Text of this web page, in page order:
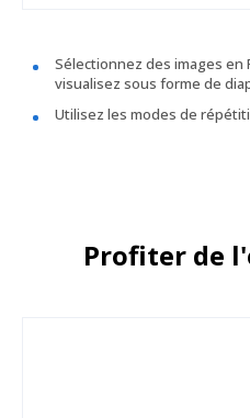
Sélectionnez des images en
visualisez sous forme de
Utilisez les modes de
Profiter de